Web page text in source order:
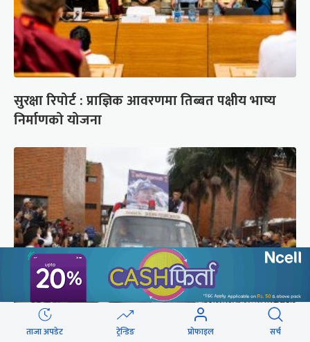
सुरक्षा रिपोर्ट : प्राज्ञिक आवरणमा तिब्बत पक्षीय भाष्य
निर्माणको योजना
ब्रोड पिकमा ज्यान गुमाएका युक्तको शव काठमाडौं
ताजा अपडेट ट्रेन्डिङ प्रोफाइल सर्च